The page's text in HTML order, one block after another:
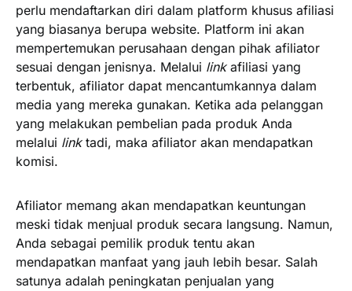
perlu mendaftarkan diri dalam platform khusus afiliasi
yang biasanya berupa website. Platform ini akan
mempertemukan perusahaan dengan pihak afiliator
sesuai dengan jenisnya. Melalui linkafiliasi yang
terbentuk, afiliator dapat mencantumkannya dalam
media yang mereka gunakan. Ketika ada pelanggan
yang melakukan pembelian pada produk Anda
melalui linktadi, maka afiliator akan mendapatkan
komisi.
Afiliator memang akan mendapatkan keuntungan
meski tidak menjual produk secara langsung. Namun,
Anda sebagai pemilik produk tentu akan
mendapatkan manfaat yang jauh lebih besar. Salah
satunya adalah peningkatan penjualan yang